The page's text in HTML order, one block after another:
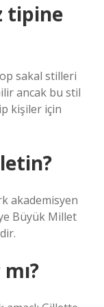
tipine
sakal stilleri
ancak bu stil
kişiler için
akademisyen
Büyük Millet